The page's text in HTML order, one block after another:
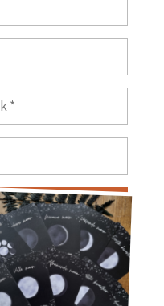
dan hieronder in.